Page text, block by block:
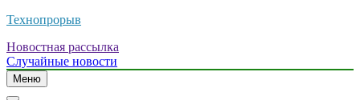
Технопрорыв
Новостная рассылка
Случайные новости
Меню